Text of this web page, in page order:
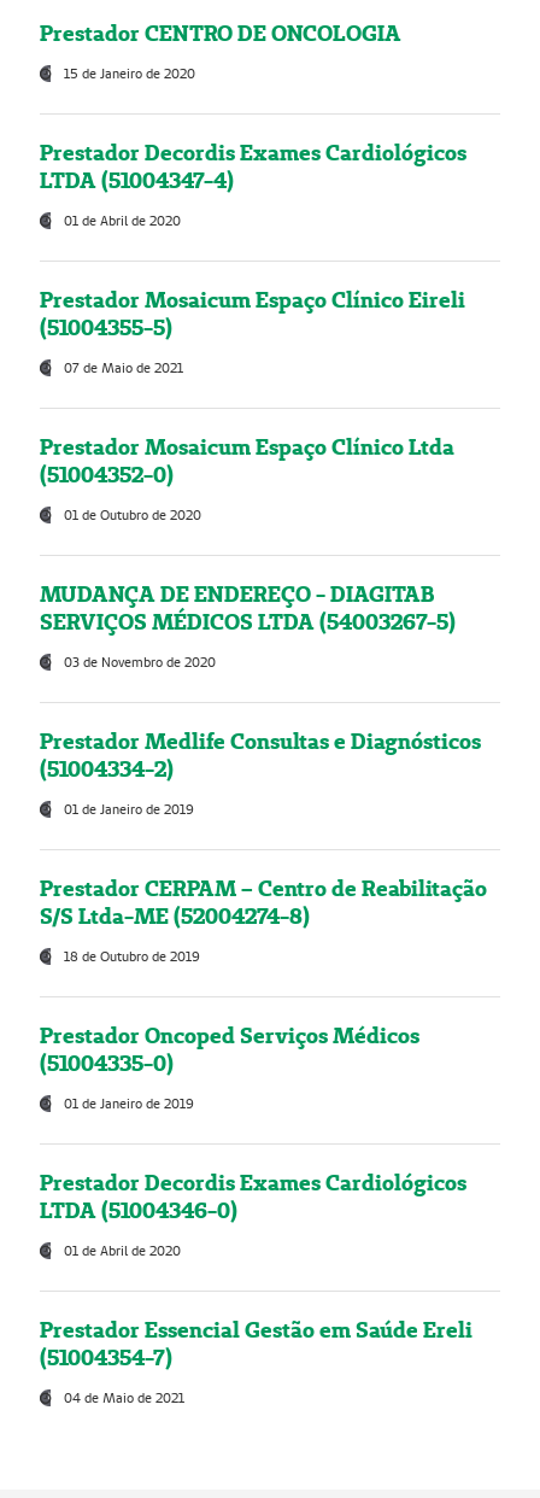
Prestador CENTRO DE ONCOLOGIA
15 de Janeiro de 2020
Prestador Decordis Exames Cardiológicos
LTDA (51004347-4)
01 de Abril de 2020
Prestador Mosaicum Espaço Clínico Eireli
(51004355-5)
07 de Maio de 2021
Prestador Mosaicum Espaço Clínico Ltda
(51004352-0)
01 de Outubro de 2020
MUDANÇA DE ENDEREÇO - DIAGITAB
SERVIÇOS MÉDICOS LTDA (54003267-5)
03 de Novembro de 2020
Prestador Medlife Consultas e Diagnósticos
(51004334-2)
01 de Janeiro de 2019
Prestador CERPAM – Centro de Reabilitação
S/S Ltda-ME (52004274-8)
18 de Outubro de 2019
Prestador Oncoped Serviços Médicos
(51004335-0)
01 de Janeiro de 2019
Prestador Decordis Exames Cardiológicos
LTDA (51004346-0)
01 de Abril de 2020
Prestador Essencial Gestão em Saúde Ereli
(51004354-7)
04 de Maio de 2021